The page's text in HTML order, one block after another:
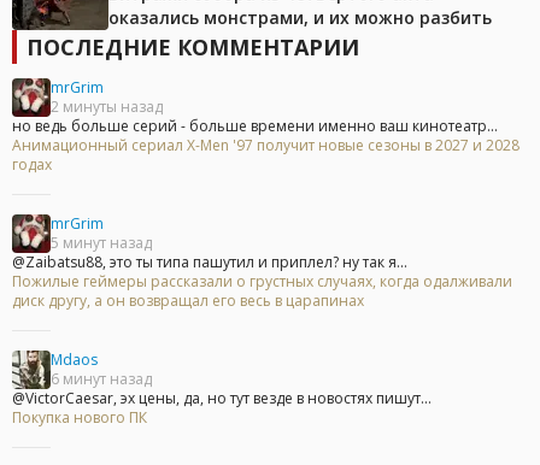
оказались монстрами, и их можно разбить
ПОСЛЕДНИЕ КОММЕНТАРИИ
mrGrim
2 минуты назад
но ведь больше серий - больше времени именно ваш кинотеатр...
Анимационный сериал X-Men '97 получит новые сезоны в 2027 и 2028
годах
mrGrim
5 минут назад
@Zaibatsu88, это ты типа пашутил и приплел? ну так я...
Пожилые геймеры рассказали о грустных случаях, когда одалживали
диск другу, а он возвращал его весь в царапинах
Mdaos
6 минут назад
@VictorCaesar, эх цены, да, но тут везде в новостях пишут...
Покупка нового ПК